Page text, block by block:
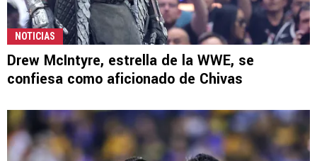
NOTICIAS
Drew McIntyre, estrella de la WWE, se
confiesa como aficionado de Chivas